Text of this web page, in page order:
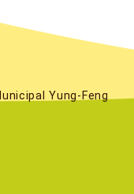
Yung-Feng